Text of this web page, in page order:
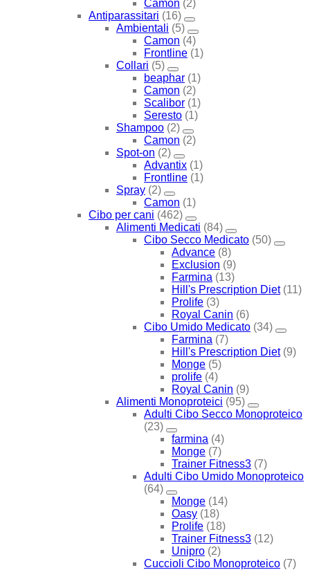
Camon (2)
Antiparassitari (16)
Ambientali (5)
Camon (4)
Frontline (1)
Collari (5)
beaphar (1)
Camon (2)
Scalibor (1)
Seresto (1)
Shampoo (2)
Camon (2)
Spot-on (2)
Advantix (1)
Frontline (1)
Spray (2)
Camon (1)
Cibo per cani (462)
Alimenti Medicati (84)
Cibo Secco Medicato (50)
Advance (8)
Exclusion (9)
Farmina (13)
Hill's Prescription Diet (11)
Prolife (3)
Royal Canin (6)
Cibo Umido Medicato (34)
Farmina (7)
Hill's Prescription Diet (9)
Monge (5)
prolife (4)
Royal Canin (9)
Alimenti Monoproteici (95)
Adulti Cibo Secco Monoproteico
(23)
farmina (4)
Monge (7)
Trainer Fitness3 (7)
Adulti Cibo Umido Monoproteico
(64)
Monge (14)
Oasy (18)
Prolife (18)
Trainer Fitness3 (12)
Unipro (2)
Cuccioli Cibo Monoproteico (7)